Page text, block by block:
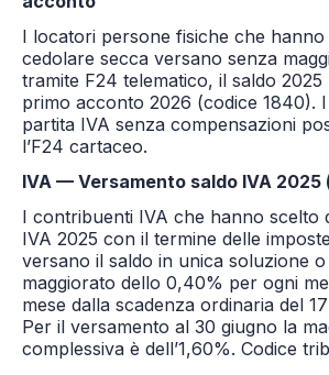
I locatori persone fisiche che
cedolare secca versano senza
tramite F24 telematico, il saldo
primo acconto 2026 (codice 1840).
partita IVA senza compensazioni
l’F24 cartaceo.
IVA — Versamento saldo IVA
I contribuenti IVA che hanno scelto
IVA 2025 con il termine delle
versano il saldo in unica soluzione
maggiorato dello 0,40% per ogni
mese dalla scadenza ordinaria del
Per il versamento al 30 giugno la
complessiva è dell’1,60%. Codice